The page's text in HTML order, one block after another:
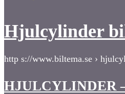
Hjulcylinder
http s://www.biltema.se ›
HJULCYLINDER